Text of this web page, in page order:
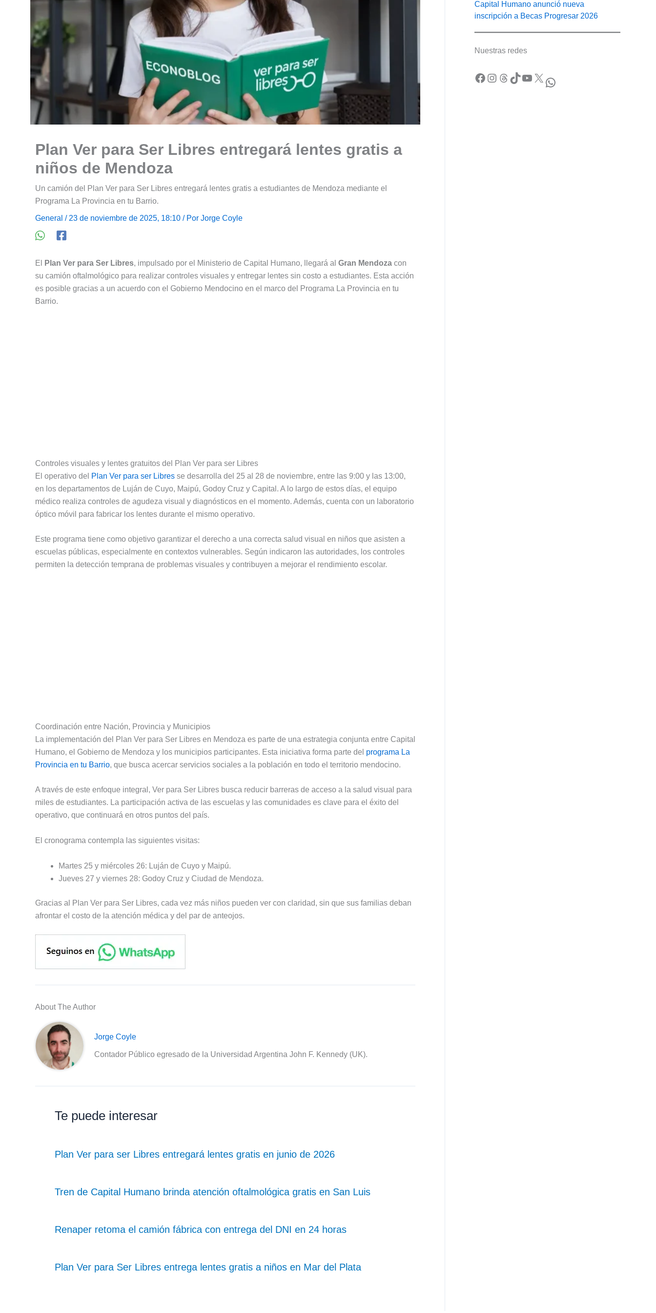
Plan Ver para Ser Libres entregará lentes gratis a
niños de Mendoza
Un camión del Plan Ver para Ser Libres entregará lentes gratis a estudiantes de Mendoza mediante el
Programa La Provincia en tu Barrio.
General / 23 de noviembre de 2025, 18:10 / Por Jorge Coyle
El Plan Ver para Ser Libres, impulsado por el Ministerio de Capital Humano, llegará al Gran Mendoza con
su camión oftalmológico para realizar controles visuales y entregar lentes sin costo a estudiantes. Esta acción
es posible gracias a un acuerdo con el Gobierno Mendocino en el marco del Programa La Provincia en tu
Barrio.
Controles visuales y lentes gratuitos del Plan Ver para ser Libres
El operativo del
Plan Ver para ser Libres se desarrolla del 25 al 28 de noviembre, entre las 9:00 y las 13:00,
en los departamentos de Luján de Cuyo, Maipú, Godoy Cruz y Capital. A lo largo de estos días, el equipo
médico realiza controles de agudeza visual y diagnósticos en el momento. Además, cuenta con un laboratorio
óptico móvil para fabricar los lentes durante el mismo operativo.
Este programa tiene como objetivo garantizar el derecho a una correcta salud visual en niños que asisten a
escuelas públicas, especialmente en contextos vulnerables. Según indicaron las autoridades, los controles
permiten la detección temprana de problemas visuales y contribuyen a mejorar el rendimiento escolar.
Coordinación entre Nación, Provincia y Municipios
La implementación del Plan Ver para Ser Libres en Mendoza es parte de una estrategia conjunta entre Capital
Humano, el Gobierno de Mendoza y los municipios participantes. Esta iniciativa forma parte del programa La
Provincia en tu Barrio, que busca acercar servicios sociales a la población en todo el territorio mendocino.
A través de este enfoque integral, Ver para Ser Libres busca reducir barreras de acceso a la salud visual para
miles de estudiantes. La participación activa de las escuelas y las comunidades es clave para el éxito del
operativo, que continuará en otros puntos del país.
El cronograma contempla las siguientes visitas:
Martes 25 y miércoles 26: Luján de Cuyo y Maipú.
Jueves 27 y viernes 28: Godoy Cruz y Ciudad de Mendoza.
Gracias al Plan Ver para Ser Libres, cada vez más niños pueden ver con claridad, sin que sus familias deban
afrontar el costo de la atención médica y del par de anteojos.
About The Author
Jorge Coyle
Contador Público egresado de la Universidad Argentina John F. Kennedy (UK).
Te puede interesar
Plan Ver para ser Libres entregará lentes gratis en junio de 2026
Tren de Capital Humano brinda atención oftalmológica gratis en San Luis
Renaper retoma el camión fábrica con entrega del DNI en 24 horas
Plan Ver para Ser Libres entrega lentes gratis a niños en Mar del Plata
Capital Humano anunció nueva
inscripción a Becas Progresar 2026
Nuestras redes
Facebook Instagram Threads TikTok YouTube X WhatsApp